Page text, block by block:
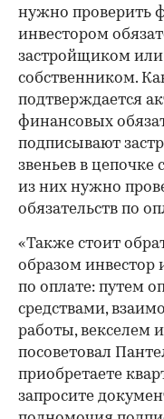
нужно проверить
инвестором
застройщиком
собственником.
подтверждается
финансовых
подписывают
звеньев в
из них нужно
обязательств по
«Также стоит
образом инвестор
по оплате: путем
средствами,
работы, векселем
посоветовал
приобретаете
запросите